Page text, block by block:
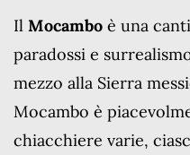
Il Mocambo è una
paradossi e
mezzo alla Sierra
Mocambo è
chiacchiere varie,